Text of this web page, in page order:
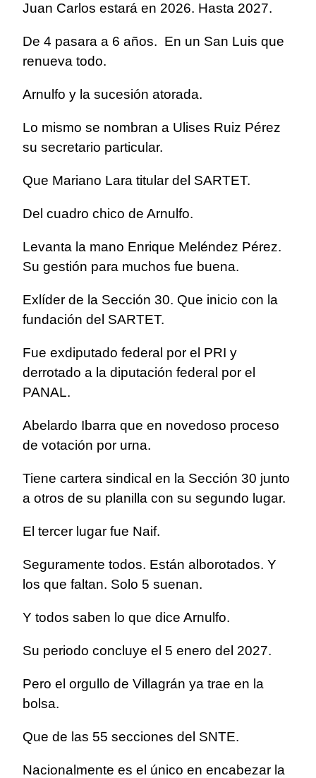
Juan Carlos estará en 2026. Hasta 2027.
De 4 pasara a 6 años. En un San Luis que
renueva todo.
Arnulfo y la sucesión atorada.
Lo mismo se nombran a Ulises Ruiz Pérez
su secretario particular.
Que Mariano Lara titular del SARTET.
Del cuadro chico de Arnulfo.
Levanta la mano Enrique Meléndez Pérez.
Su gestión para muchos fue buena.
Exlíder de la Sección 30. Que inicio con la
fundación del SARTET.
Fue exdiputado federal por el PRI y
derrotado a la diputación federal por el
PANAL.
Abelardo Ibarra que en novedoso proceso
de votación por urna.
Tiene cartera sindical en la Sección 30 junto
a otros de su planilla con su segundo lugar.
El tercer lugar fue Naif.
Seguramente todos. Están alborotados. Y
los que faltan. Solo 5 suenan.
Y todos saben lo que dice Arnulfo.
Su periodo concluye el 5 enero del 2027.
Pero el orgullo de Villagrán ya trae en la
bolsa.
Que de las 55 secciones del SNTE.
Nacionalmente es el único en encabezar la